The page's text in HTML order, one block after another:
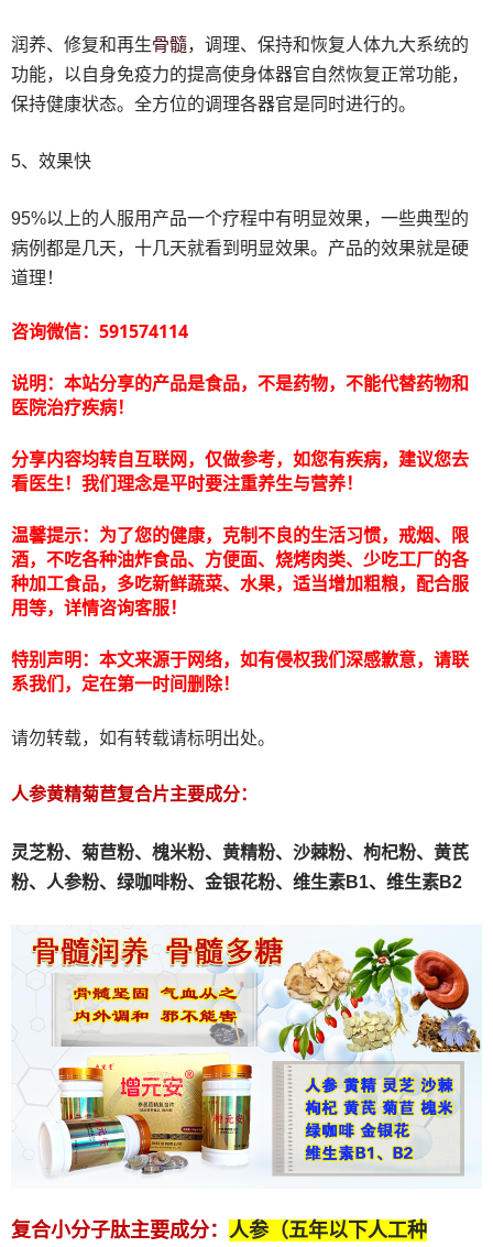
润养、修复和再生骨髓，调理、保持和恢复人体九大系统的
功能，以自身免疫力的提高使身体器官自然恢复正常功能，
保持健康状态。全方位的调理各器官是同时进行的。
5、效果快
95%以上的人服用产品一个疗程中有明显效果，一些典型的
病例都是几天，十几天就看到明显效果。产品的效果就是硬
道理！
咨询微信：591574114
说明：本站分享的产品是食品，不是药物，不能代替药物和
医院治疗疾病！
分享内容均转自互联网，仅做参考，如您有疾病，建议您去
看医生！我们理念是平时要注重养生与营养！
温馨提示：为了您的健康，克制不良的生活习惯，戒烟、限
酒，不吃各种油炸食品、方便面、烧烤肉类、少吃工厂的各
种加工食品，多吃新鲜蔬菜、水果，适当增加粗粮，配合服
用等，详情咨询客服！
特别声明：本文来源于网络，如有侵权我们深感歉意，请联
系我们，定在第一时间删除！
请勿转载，如有转载请标明出处。
人参黄精菊苣复合片主要成分：
灵芝粉、 菊苣粉、 槐米粉、 黄精粉、沙棘粉、枸杞粉、黄芪
粉、人参粉、绿咖啡粉、金银花粉、维生素B1、维生素B2
复合小分子肽主要成分： 人参（五年以下人工种